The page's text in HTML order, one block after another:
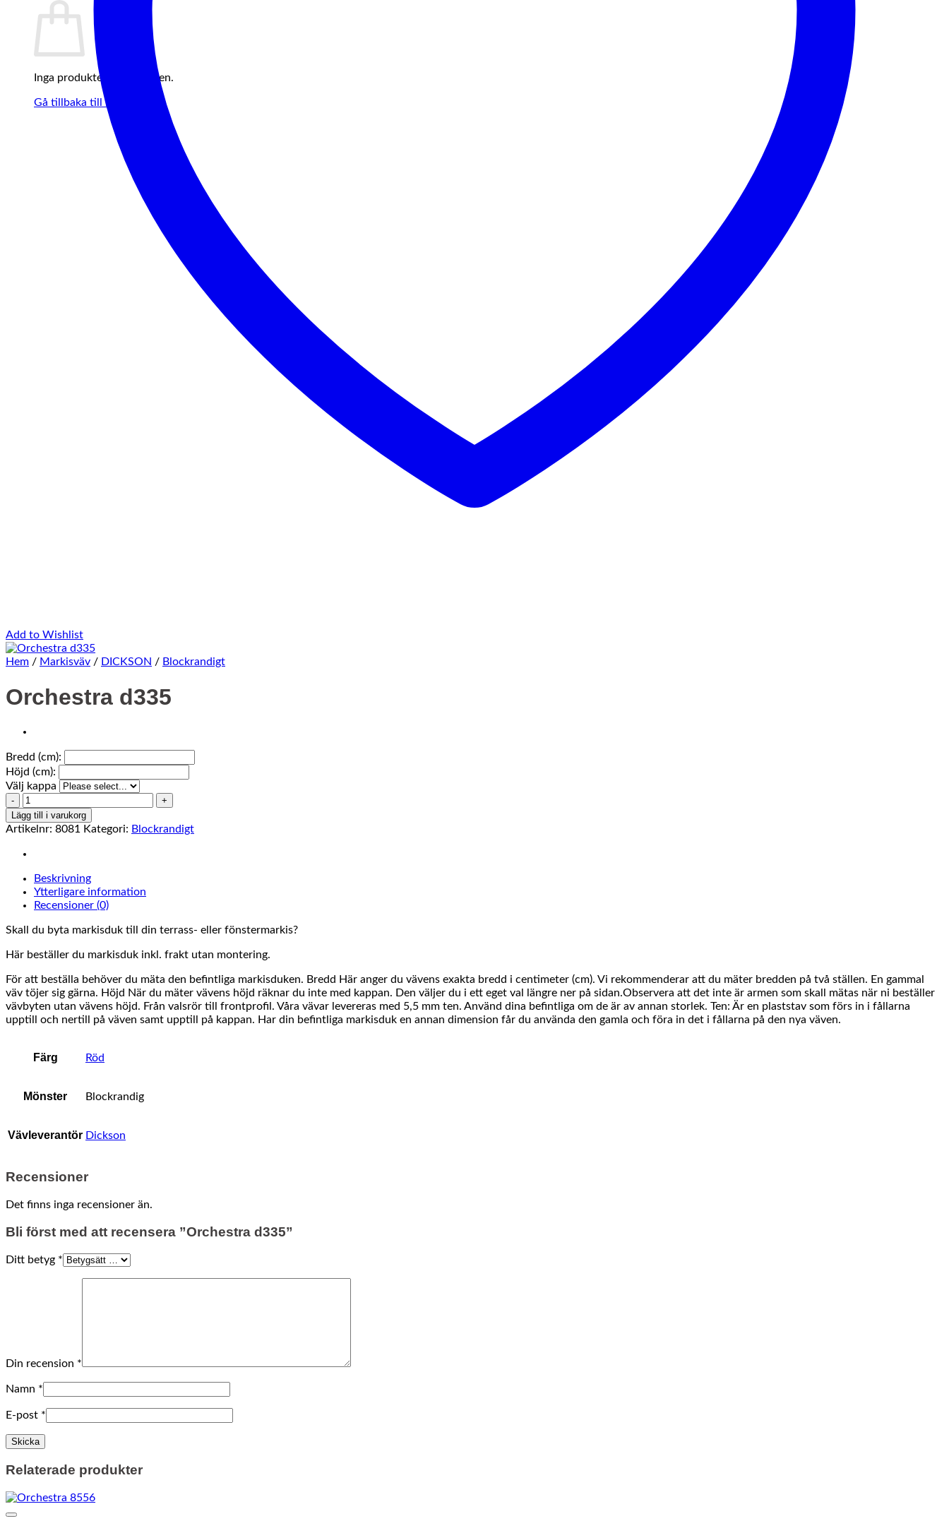
Inga produkter i varukorgen.
Gå tillbaka till butiken
Add to Wishlist
Hem / Markisväv / DICKSON / Blockrandigt
Orchestra d335
Bredd (cm):
Höjd (cm):
Välj kappa
Orchestra
d335
mängd
Lägg till i varukorg
Artikelnr: 8081 Kategori: Blockrandigt
Beskrivning
Ytterligare information
Recensioner (0)
Skall du byta markisduk till din terrass- eller fönstermarkis?
Här beställer du markisduk inkl. frakt utan montering.
För att beställa behöver du mäta den befintliga markisduken. Bredd Här anger du vävens exakta bredd i centimeter (cm). Vi rekommenderar att du mäter bredden på två ställen. En gammal
väv töjer sig gärna. Höjd När du mäter vävens höjd räknar du inte med kappan. Den väljer du i ett eget val längre ner på sidan.Observera att det inte är armen som skall mätas när ni beställer
vävbyten utan vävens höjd. Från valsrör till frontprofil. Våra vävar levereras med 5,5 mm ten. Använd dina befintliga om de är av annan storlek. Ten: Är en plaststav som förs in i fållarna
upptill och nertill på väven samt upptill på kappan. Har din befintliga markisduk en annan dimension får du använda den gamla och föra in det i fållarna på den nya väven.
Färg Röd
Mönster Blockrandig
Vävleverantör Dickson
Recensioner
Det finns inga recensioner än.
Bli först med att recensera ”Orchestra d335”
Ditt betyg *
Din recension *
Namn *
E-post *
Relaterade produkter